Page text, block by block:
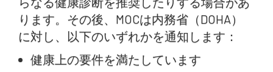
ります。その後、MOCは内務省（DOHA）
に対し、以下のいずれかを通知します：
健康上の要件を満たしています